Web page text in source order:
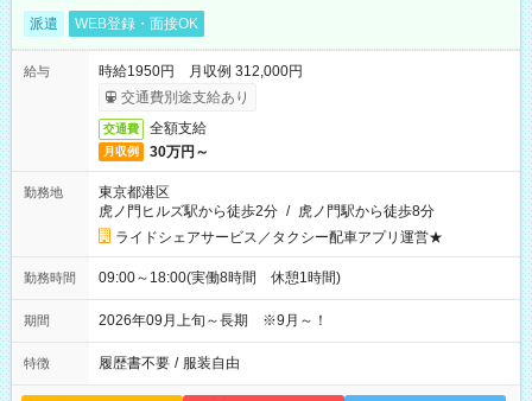
派遣 WEB登録・面接OK
給与
時給1950円 月収例 312,000円
交通費別途支給あり
交通費 全額支給
月収例 30万円～
勤務地
東京都港区
虎ノ門ヒルズ駅から徒歩2分 / 虎ノ門駅から徒歩8分
ライドシェアサービス／タクシー配車アプリ運営★
勤務時間 09:00～18:00(実働8時間 休憩1時間)
期間 2026年09月上旬～長期 ※9月～！
特徴 履歴書不要 / 服装自由